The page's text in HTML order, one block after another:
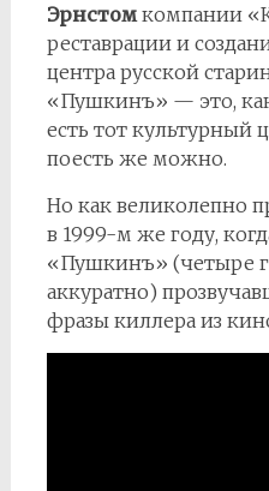
Эрнстомкомпании
реставрации и
центра русской
«Пушкинъ» — это,
есть тот культурный
поесть же можно.
Но как великолепно
в 1999-м же году,
«Пушкинъ» (четыре
аккуратно)
фразы киллера из